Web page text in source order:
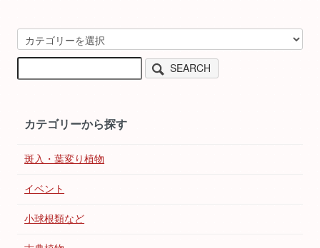
SEARCH
カテゴリーから探す
斑入・葉変り植物
イベント
小球根類など